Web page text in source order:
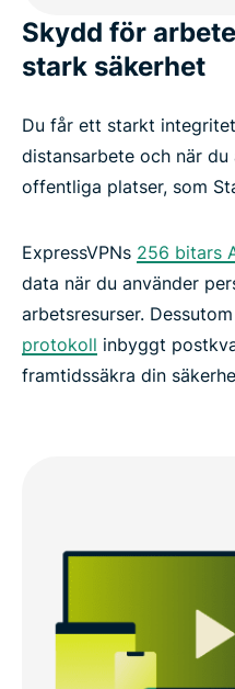
Skydd för
stark säkerhet
Du får ett starkt
distansarbete och när
offentliga platser, som
ExpressVPNs 256 bitars
data när du använder
arbetsresurser.
protokoll inbyggt
framtidssäkra din